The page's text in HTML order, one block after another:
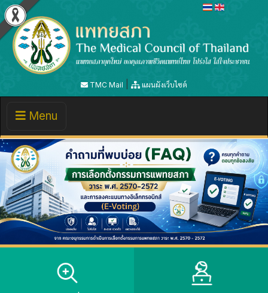
TMC Mail แผนผังเว็บไซต์
Toggle
navigation
Menu